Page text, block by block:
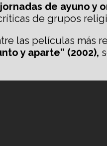
de ayuno y
de grupos
las películas más
y aparte” (2002),